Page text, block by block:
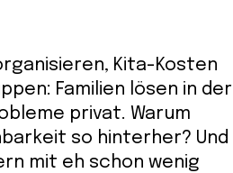
Kita-Kosten
Familien lösen in der
privat. Warum
so hinterher? Und
mit eh schon wenig